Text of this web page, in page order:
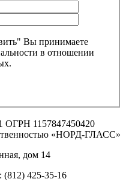
Вы принимаете
в отношении
1157847450420
«НОРД-ГЛАСС»
дом 14
(812) 425-35-16